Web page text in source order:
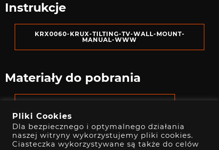
Instrukcje
KRX0060-KRUX-TILTING-TV-WALL-MOUNT-
MANUAL-WWW
Materiały do pobrania
Zestaw zawiera
Pliki Cookies
Dla bezpiecznego i optymalnego działania
naszej witryny wykorzystujemy pliki cookies.
Ciasteczka wykorzystywane są także do celów